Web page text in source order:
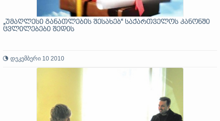
„უმაღლესი განათლების შესახებ“ საქართველოს კანონში
ცვლილებები შედის
დეკემბერი 10 2010